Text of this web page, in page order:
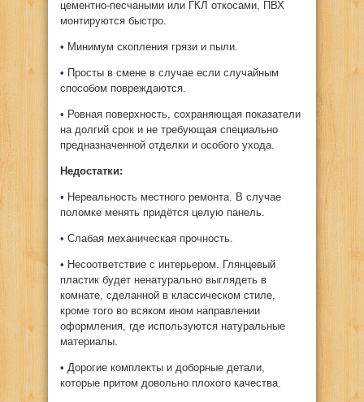
цементно-песчаными или ГКЛ откосами, ПВХ
монтируются быстро.
• Минимум скопления грязи и пыли.
• Просты в смене в случае если случайным
способом повреждаются.
• Ровная поверхность, сохраняющая показатели
на долгий срок и не требующая специально
предназначенной отделки и особого ухода.
Недостатки:
• Нереальность местного ремонта. В случае
поломке менять придётся целую панель.
• Слабая механическая прочность.
• Несоответствие с интерьером. Глянцевый
пластик будет ненатурально выглядеть в
комнате, сделанной в классическом стиле,
кроме того во всяком ином направлении
оформления, где используются натуральные
материалы.
• Дорогие комплекты и доборные детали,
которые притом довольно плохого качества.